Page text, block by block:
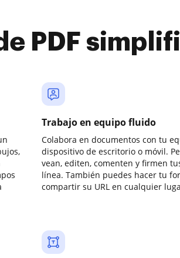
PDF
Trabajo en equipo fluido
Colabora en documentos con tu
dispositivo de escritorio o móvil.
vean, editen, comenten y firmen
línea. También puedes hacer tu
compartir su URL en cualquier